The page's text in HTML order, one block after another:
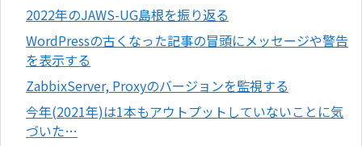
2022年のJAWS-UG島根を振り返る
WordPressの古くなった記事の冒頭にメッセージや警告
を表示する
ZabbixServer, Proxyのバージョンを監視する
今年(2021年)は1本もアウトプットしていないことに気
づいた…